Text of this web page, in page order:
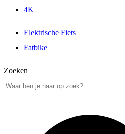
4K
Elektrische Fiets
Fatbike
Zoeken